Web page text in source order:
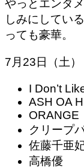
やっとエンタ
しみにしてい
っても豪華。
7月23日（土）
I Don’t
ASH OA
ORANGE
クリープ
佐藤千亜
高橋優